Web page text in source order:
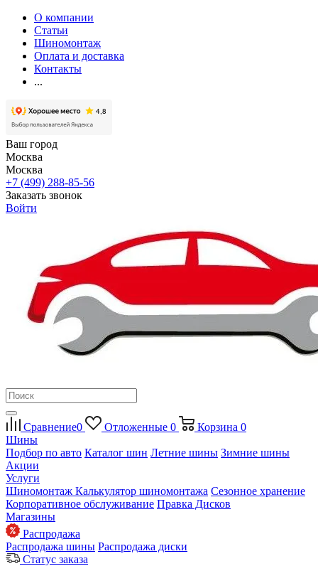
О компании
Статьи
Шиномонтаж
Оплата и доставка
Контакты
...
Ваш город
Москва
Москва
+7 (499) 288-85-56
Заказать звонок
Войти
Сравнение0 Отложенные 0 Корзина 0
Шины
Подбор по авто Каталог шин Летние шины Зимние шины
Акции
Услуги
Шиномонтаж Калькулятор шиномонтажа Сезонное хранение
Корпоративное обслуживание Правка Дисков
Магазины
Распродажа
Распродажа шины Распродажа диски
Статус заказа